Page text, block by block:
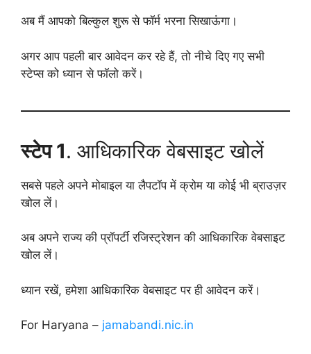
अब मैं आपको बिल्कुल शुरू से फॉर्म भरना सिखाऊंगा।
अगर आप पहली बार आवेदन कर रहे हैं, तो नीचे दिए गए सभी
स्टेप्स को ध्यान से फॉलो करें।
स्टेप 1. आधिकारिक वेबसाइट खोलें
सबसे पहले अपने मोबाइल या लैपटॉप में क्रोम या कोई भी ब्राउज़र
खोल लें।
अब अपने राज्य की प्रॉपर्टी रजिस्ट्रेशन की आधिकारिक वेबसाइट
खोल लें।
ध्यान रखें, हमेशा आधिकारिक वेबसाइट पर ही आवेदन करें।
For Haryana – jamabandi.nic.in